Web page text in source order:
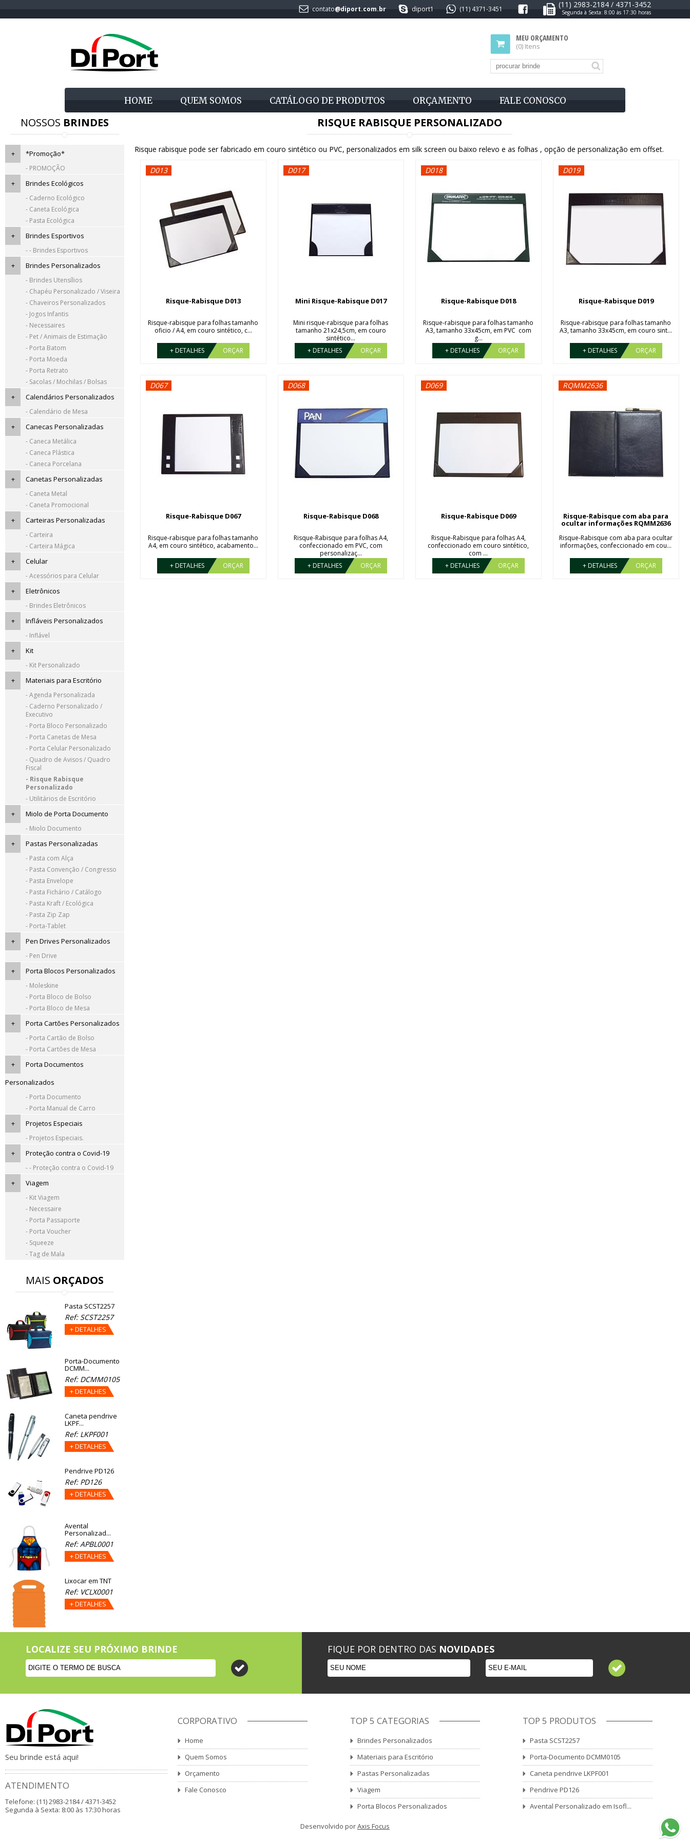
contato@diport.com.br diport1 (11) 4371-3451 (11) 2983-2184 / 4371-3452
Segunda à Sexta: 8:00 às 17:30 horas
MEU ORÇAMENTO
(0) Itens
HOME QUEM SOMOS CATÁLOGO DE PRODUTOS ORÇAMENTO FALE CONOSCO
NOSSOS BRINDES
+ *Promoção*
- PROMOÇÃO
+ Brindes Ecológicos
- Caderno Ecológico
- Caneta Ecológica
- Pasta Ecológica
+ Brindes Esportivos
- - Brindes Esportivos
+ Brindes Personalizados
- Brindes Utensílios
- Chapéu Personalizado / Viseira
- Chaveiros Personalizados
- Jogos Infantis
- Necessaires
- Pet / Animais de Estimação
- Porta Batom
- Porta Moeda
- Porta Retrato
- Sacolas / Mochilas / Bolsas
+ Calendários Personalizados
- Calendário de Mesa
+ Canecas Personalizadas
- Caneca Metálica
- Caneca Plástica
- Caneca Porcelana
+ Canetas Personalizadas
- Caneta Metal
- Caneta Promocional
+ Carteiras Personalizadas
- Carteira
- Carteira Mágica
+ Celular
- Acessórios para Celular
+ Eletrônicos
- Brindes Eletrônicos
+ Infláveis Personalizados
- Inflável
+ Kit
- Kit Personalizado
+ Materiais para Escritório
- Agenda Personalizada
- Caderno Personalizado /
Executivo
- Porta Bloco Personalizado
- Porta Canetas de Mesa
- Porta Celular Personalizado
- Quadro de Avisos / Quadro
Fiscal
- Risque Rabisque
Personalizado
- Utilitários de Escritório
+ Miolo de Porta Documento
- Miolo Documento
+ Pastas Personalizadas
- Pasta com Alça
- Pasta Convenção / Congresso
- Pasta Envelope
- Pasta Fichário / Catálogo
- Pasta Kraft / Ecológica
- Pasta Zip Zap
- Porta-Tablet
+ Pen Drives Personalizados
- Pen Drive
+ Porta Blocos Personalizados
- Moleskine
- Porta Bloco de Bolso
- Porta Bloco de Mesa
+ Porta Cartões Personalizados
- Porta Cartão de Bolso
- Porta Cartões de Mesa
+
Porta Documentos
Personalizados
- Porta Documento
- Porta Manual de Carro
+ Projetos Especiais
- Projetos Especiais.
+ Proteção contra o Covid-19
- - Proteção contra o Covid-19
+ Viagem
- Kit Viagem
- Necessaire
- Porta Passaporte
- Porta Voucher
- Squeeze
- Tag de Mala
MAIS ORÇADOS
Pasta SCST2257
Ref: SCST2257
+ DETALHES
Porta-Documento
DCMM...
Ref: DCMM0105
+ DETALHES
Caneta pendrive
LKPF...
Ref: LKPF001
+ DETALHES
Pendrive PD126
Ref: PD126
+ DETALHES
Avental
Personalizad...
Ref: APBL0001
+ DETALHES
Lixocar em TNT
Ref: VCLX0001
+ DETALHES
RISQUE RABISQUE PERSONALIZADO
Risque rabisque pode ser fabricado em couro sintético ou PVC, personalizados em silk screen ou baixo relevo e as folhas , opção de personalização em offset.
D013
Risque-Rabisque D013
Risque-rabisque para folhas tamanho
oficio / A4, em couro sintético, c...
+ DETALHES ORÇAR
D017
Mini Risque-Rabisque D017
Mini risque-rabisque para folhas
tamanho 21x24,5cm, em couro
sintético...
+ DETALHES
ORÇAR
D018
Risque-Rabisque D018
Risque-rabisque para folhas tamanho
A3, tamanho 33x45cm, em PVC com
g...
+ DETALHES
ORÇAR
D019
Risque-Rabisque D019
Risque-rabisque para folhas tamanho
A3, tamanho 33x45cm, em couro sint...
+ DETALHES ORÇAR
D067
Risque-Rabisque D067
Risque-rabisque para folhas tamanho
A4, em couro sintético, acabamento...
+ DETALHES ORÇAR
D068
Risque-Rabisque D068
Risque-Rabisque para folhas A4,
confeccionado em PVC, com
personalizaç...
+ DETALHES
ORÇAR
D069
Risque-Rabisque D069
Risque-Rabisque para folhas A4,
confeccionado em couro sintético,
com ...
+ DETALHES
ORÇAR
RQMM2636
Risque-Rabisque com aba para
ocultar informações RQMM2636
Risque-Rabisque com aba para ocultar
informações, confeccionado em cou...
+ DETALHES ORÇAR
LOCALIZE SEU PRÓXIMO BRINDE FIQUE POR DENTRO DAS NOVIDADES
Seu brinde está aqui!
ATENDIMENTO
Telefone: (11) 2983-2184 / 4371-3452
Segunda à Sexta: 8:00 às 17:30 horas
CORPORATIVO
Home
Quem Somos
Orçamento
Fale Conosco
TOP 5 CATEGORIAS
Brindes Personalizados
Materiais para Escritório
Pastas Personalizadas
Viagem
Porta Blocos Personalizados
TOP 5 PRODUTOS
Pasta SCST2257
Porta-Documento DCMM0105
Caneta pendrive LKPF001
Pendrive PD126
Avental Personalizado em Isofl...
Desenvolvido porAxis Focus